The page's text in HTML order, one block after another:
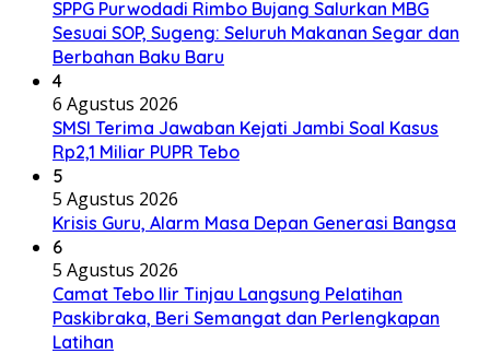
SPPG Purwodadi Rimbo Bujang Salurkan MBG
Sesuai SOP, Sugeng: Seluruh Makanan Segar dan
Berbahan Baku Baru
4
6 Agustus 2026
SMSI Terima Jawaban Kejati Jambi Soal Kasus
Rp2,1 Miliar PUPR Tebo
5
5 Agustus 2026
Krisis Guru, Alarm Masa Depan Generasi Bangsa
6
5 Agustus 2026
Camat Tebo Ilir Tinjau Langsung Pelatihan
Paskibraka, Beri Semangat dan Perlengkapan
Latihan